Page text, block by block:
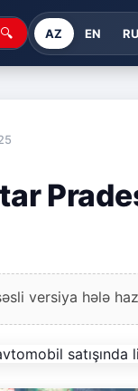
🔍 AZ EN RU
versiya hələ